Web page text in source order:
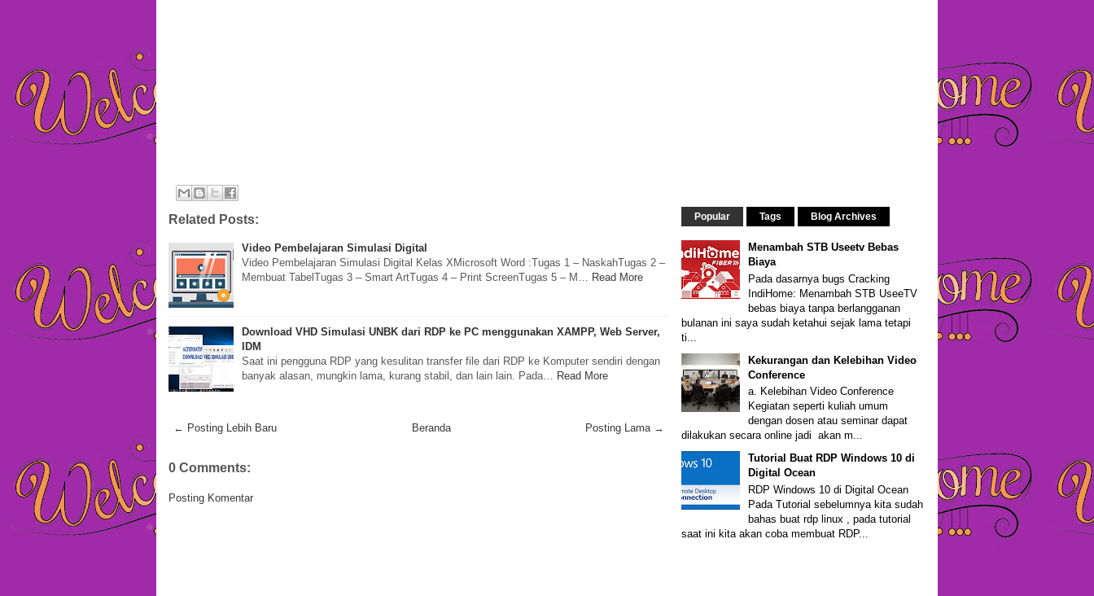
Related Posts:
Video Pembelajaran Simulasi Digital
Video Pembelajaran Simulasi Digital Kelas XMicrosoft Word :Tugas 1 – NaskahTugas 2 –
Membuat TabelTugas 3 – Smart ArtTugas 4 – Print ScreenTugas 5 – M…
Read More
Download VHD Simulasi UNBK dari RDP ke PC menggunakan XAMPP, Web Server,
IDM
Saat ini pengguna RDP yang kesulitan transfer file dari RDP ke Komputer sendiri dengan
banyak alasan, mungkin lama, kurang stabil, dan lain lain. Pada…
Read More
← Posting Lebih Baru Posting Lama →
Beranda
0 Comments:
Posting Komentar
Popular Tags Blog Archives
Menambah STB Useetv Bebas
Biaya
Pada dasarnya bugs Cracking
IndiHome: Menambah STB UseeTV
bebas biaya tanpa berlangganan
bulanan ini saya sudah ketahui sejak lama tetapi
ti...
Kekurangan dan Kelebihan Video
Conference
a. Kelebihan Video Conference
Kegiatan seperti kuliah umum
dengan dosen atau seminar dapat
dilakukan secara online jadi akan m...
Tutorial Buat RDP Windows 10 di
Digital Ocean
RDP Windows 10 di Digital Ocean
Pada Tutorial sebelumnya kita sudah
bahas buat rdp linux , pada tutorial
saat ini kita akan coba membuat RDP...